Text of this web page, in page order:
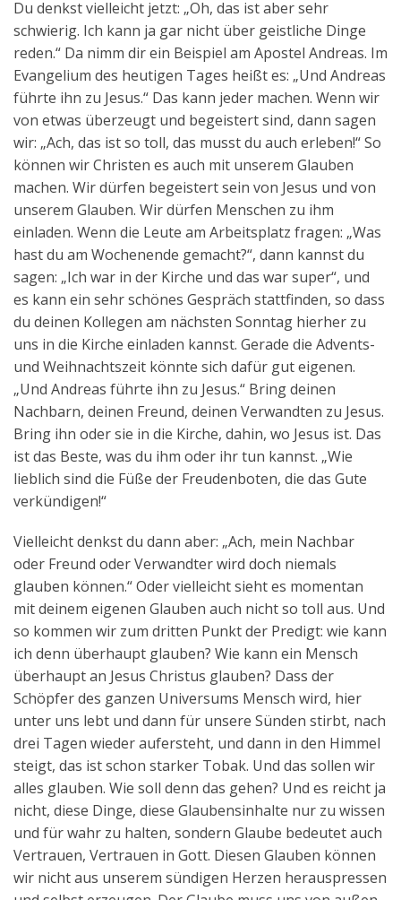
Du denkst vielleicht jetzt: „Oh, das ist aber sehr
schwierig. Ich kann ja gar nicht über geistliche Dinge
reden.“ Da nimm dir ein Beispiel am Apostel Andreas. Im
Evangelium des heutigen Tages heißt es: „Und Andreas
führte ihn zu Jesus.“ Das kann jeder machen. Wenn wir
von etwas überzeugt und begeistert sind, dann sagen
wir: „Ach, das ist so toll, das musst du auch erleben!“ So
können wir Christen es auch mit unserem Glauben
machen. Wir dürfen begeistert sein von Jesus und von
unserem Glauben. Wir dürfen Menschen zu ihm
einladen. Wenn die Leute am Arbeitsplatz fragen: „Was
hast du am Wochenende gemacht?“, dann kannst du
sagen: „Ich war in der Kirche und das war super“, und
es kann ein sehr schönes Gespräch stattfinden, so dass
du deinen Kollegen am nächsten Sonntag hierher zu
uns in die Kirche einladen kannst. Gerade die Advents-
und Weihnachtszeit könnte sich dafür gut eigenen.
„Und Andreas führte ihn zu Jesus.“ Bring deinen
Nachbarn, deinen Freund, deinen Verwandten zu Jesus.
Bring ihn oder sie in die Kirche, dahin, wo Jesus ist. Das
ist das Beste, was du ihm oder ihr tun kannst. „Wie
lieblich sind die Füße der Freudenboten, die das Gute
verkündigen!“
Vielleicht denkst du dann aber: „Ach, mein Nachbar
oder Freund oder Verwandter wird doch niemals
glauben können.“ Oder vielleicht sieht es momentan
mit deinem eigenen Glauben auch nicht so toll aus. Und
so kommen wir zum dritten Punkt der Predigt: wie kann
ich denn überhaupt glauben? Wie kann ein Mensch
überhaupt an Jesus Christus glauben? Dass der
Schöpfer des ganzen Universums Mensch wird, hier
unter uns lebt und dann für unsere Sünden stirbt, nach
drei Tagen wieder aufersteht, und dann in den Himmel
steigt, das ist schon starker Tobak. Und das sollen wir
alles glauben. Wie soll denn das gehen? Und es reicht ja
nicht, diese Dinge, diese Glaubensinhalte nur zu wissen
und für wahr zu halten, sondern Glaube bedeutet auch
Vertrauen, Vertrauen in Gott. Diesen Glauben können
wir nicht aus unserem sündigen Herzen herauspressen